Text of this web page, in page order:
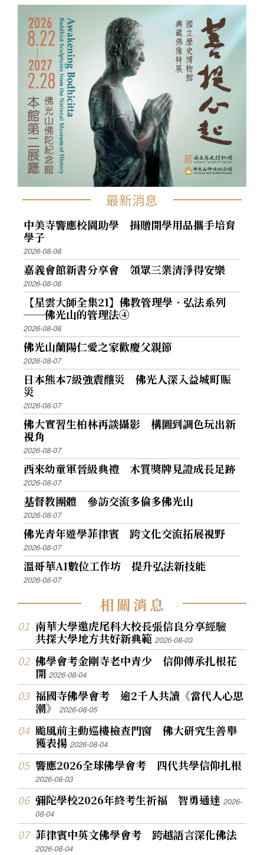
最新消息
中美寺響應校園助學 捐贈開學用品攜手培育
學子
2026-08-08
嘉義會館新書分享會 領眾三業清淨得安樂
2026-08-08
【星雲大師全集21】佛教管理學．弘法系列
──佛光山的管理法④
2026-08-08
佛光山蘭陽仁愛之家歡慶父親節
2026-08-07
日本熊本7級強震釀災 佛光人深入益城町賑
災
2026-08-07
佛大實習生柏林再談攝影 構圖到調色玩出新
視角
2026-08-07
西來幼童軍晉級典禮 木質獎牌見證成長足跡
2026-08-07
基督教團體 參訪交流多倫多佛光山
2026-08-07
佛光青年遊學菲律賓 跨文化交流拓展視野
2026-08-07
溫哥華AI數位工作坊 提升弘法新技能
2026-08-07
相關消息
南華大學邀虎尾科大校長張信良分享經驗
共探大學地方共好新典範2026-08-03
佛學會考金剛寺老中青少 信仰傳承扎根花
開2026-08-04
福國寺佛學會考 逾2千人共讀《當代人心思
潮》2026-08-05
颱風前主動巡樓檢查門窗 佛大研究生善舉
獲表揚2026-08-04
響應2026全球佛學會考 四代共學信仰扎根
2026-08-03
彌陀學校2026年終考生祈福 智勇通達2026-
08-04
菲律賓中英文佛學會考 跨越語言深化佛法
2026-08-04